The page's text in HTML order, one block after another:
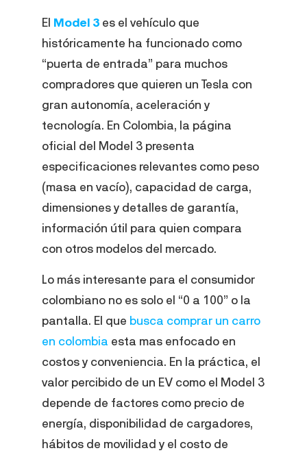
El Model 3 es el vehículo que
históricamente ha funcionado como
“puerta de entrada” para muchos
compradores que quieren un Tesla con
gran autonomía, aceleración y
tecnología. En Colombia, la página
oficial del Model 3 presenta
especificaciones relevantes como peso
(masa en vacío), capacidad de carga,
dimensiones y detalles de garantía,
información útil para quien compara
con otros modelos del mercado.
Lo más interesante para el consumidor
colombiano no es solo el “0 a 100” o la
pantalla. El que busca comprar un carro
en colombia esta mas enfocado en
costos y conveniencia. En la práctica, el
valor percibido de un EV como el Model 3
depende de factores como precio de
energía, disponibilidad de cargadores,
hábitos de movilidad y el costo de